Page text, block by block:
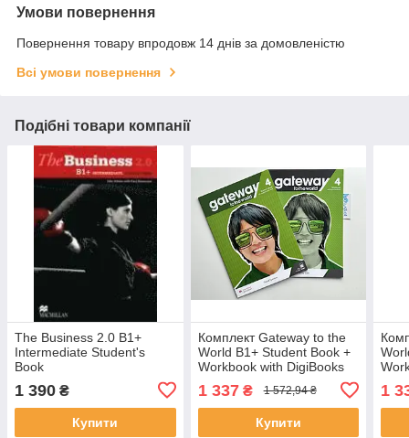
Умови повернення
Повернення товару впродовж 14 днів за домовленістю
Всі умови повернення
Подібні товари компанії
The Business 2.0 B1+
Intermediate Student's
Book
1 390 ₴
Купити
Комплект Gateway to the
World B1+ Student Book +
Workbook with DigiBooks
зошит)
1 337₴ 1 572,94 ₴
Купити
1